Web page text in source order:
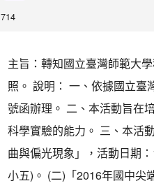
714
主旨：轉知國立臺灣師範大
照。 說明： 一、依據國立臺
號函辦理。 二、本活動旨在
科學實驗的能力。 三、本活
曲與偏光現象」，活動日期
小五)。 (二)「2016年國中尖